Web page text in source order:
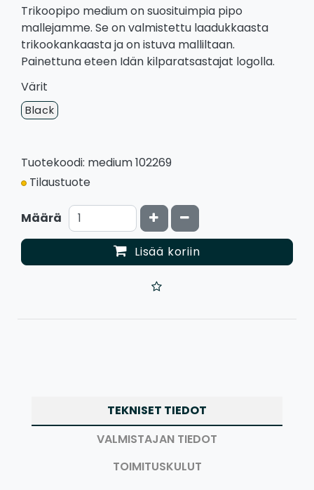
Trikoopipo medium on suosituimpia pipo
mallejamme. Se on valmistettu laadukkaasta
trikookankaasta ja on istuva malliltaan.
Painettuna eteen Idän kilparatsastajat logolla.
Värit
Black
Tuotekoodi: medium 102269
Tilaustuote
Määrä Kasvata määrää
Vähennä määrää
Lisää koriin
TEKNISET TIEDOT
VALMISTAJAN TIEDOT
TOIMITUSKULUT